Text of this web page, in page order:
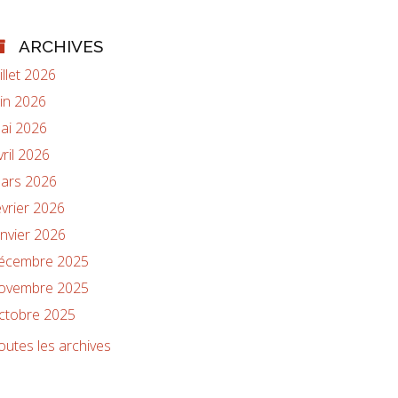
ARCHIVES
2026
2026
2026
2026
2026
2026
2026
2025
2025
2025
les archives